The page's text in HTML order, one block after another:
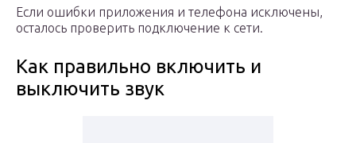
Если ошибки приложения и телефона исключены,
осталось проверить подключение к сети.
Как правильно включить и
выключить звук